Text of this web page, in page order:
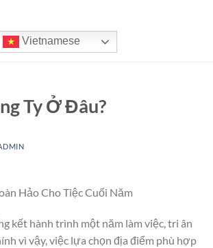
Vietnamese
Ty Ở Đâu?
Hảo Cho Tiệc Cuối Năm
kết hành trình một năm làm việc, tri ân
vì vậy, việc lựa chọn địa điểm phù hợp